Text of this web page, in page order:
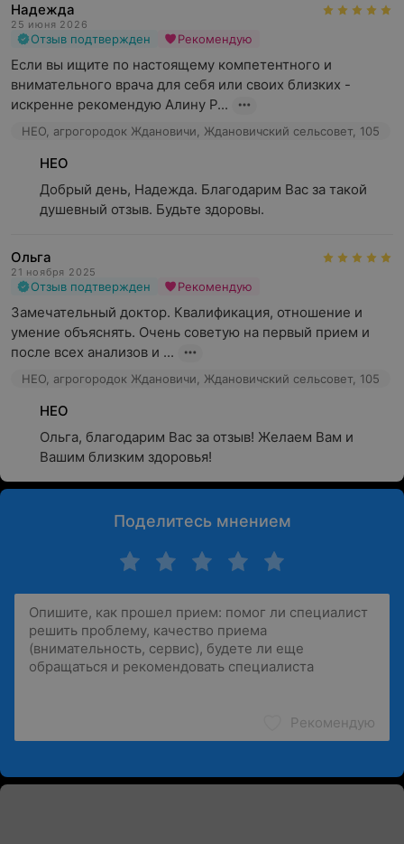
Надежда
25 июня 2026
Отзыв подтвержден Рекомендую
Если вы ищите по настоящему компетентного и
внимательного врача для себя или своих близких -
искренне рекомендую Алину Р...
НЕО, агрогородок Ждановичи, Ждановичский сельсовет, 105
НЕО
Добрый день, Надежда. Благодарим Вас за такой
душевный отзыв. Будьте здоровы.
Ольга
21 ноября 2025
Отзыв подтвержден Рекомендую
Замечательный доктор. Квалификация, отношение и
умение объяснять. Очень советую на первый прием и
после всех анализов и ...
НЕО, агрогородок Ждановичи, Ждановичский сельсовет, 105
НЕО
Ольга, благодарим Вас за отзыв! Желаем Вам и
Вашим близким здоровья!
Поделитесь мнением
Рекомендую